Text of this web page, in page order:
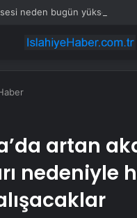
neden bugün yükseliyor?
artan
nedeniyle